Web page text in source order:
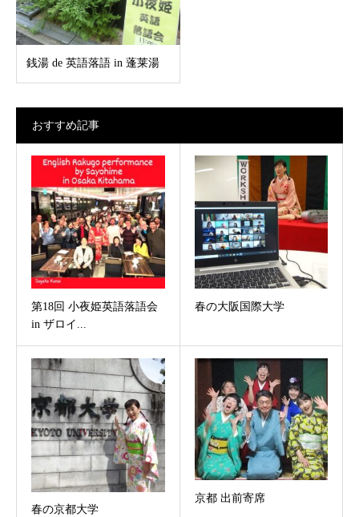
銭湯 de 英語落語 in 蓬莱湯
おすすめ記事
第18回 小夜姫英語落語会
in ザロイ...
春の大阪国際大学
春の京都大学
京都 出前寄席